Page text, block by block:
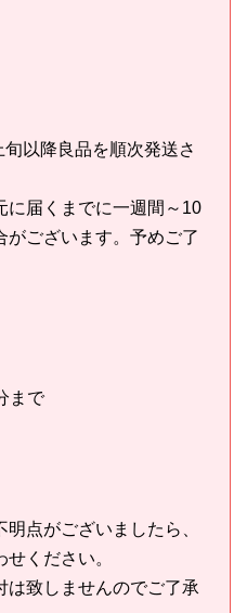
以降良品を順次発送さ
に届くまでに一週間～10
がございます。予めご了
まで
点がございましたら、
ください。
は致しませんのでご了承